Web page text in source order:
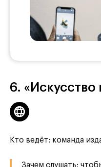
6. «Искусство
Кто ведёт: команда
Зачем слушать: